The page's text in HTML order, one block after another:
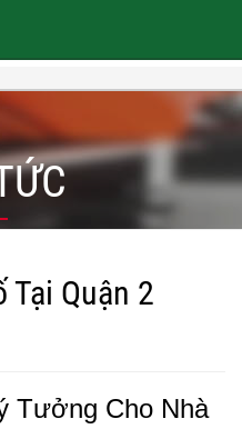
Tại Quận 2
Tưởng Cho Nhà